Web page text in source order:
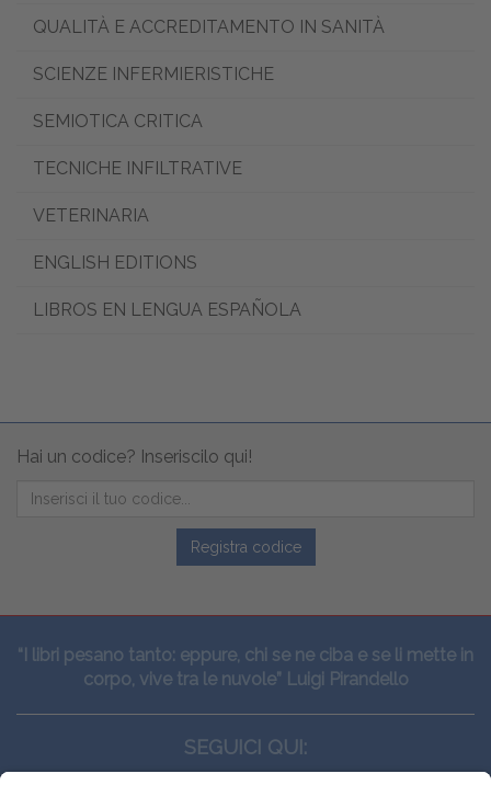
QUALITÀ E ACCREDITAMENTO IN SANITÀ
SCIENZE INFERMIERISTICHE
SEMIOTICA CRITICA
TECNICHE INFILTRATIVE
VETERINARIA
ENGLISH EDITIONS
LIBROS EN LENGUA ESPAÑOLA
Hai un codice? Inseriscilo qui!
Registra codice
“I libri pesano tanto: eppure, chi se ne ciba e se li mette in
corpo, vive tra le nuvole” Luigi Pirandello
SEGUICI QUI: